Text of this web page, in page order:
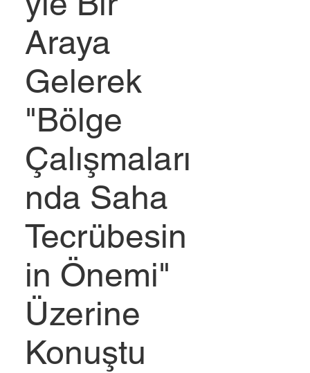
Araya
Gelerek
"Bölge
Çalışmaları
nda Saha
Tecrübesin
in Önemi"
Üzerine
Konuştu